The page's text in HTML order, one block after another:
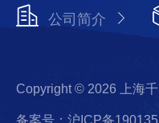
公司简介
Copyright © 2026 上海
备案号：沪ICP备